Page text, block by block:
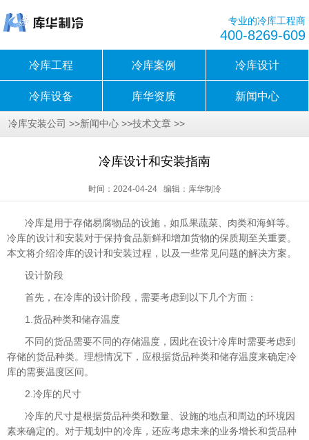
专业的冷库工程商
400-8269-609
冷库工程 冷库案例 冷库设计
冷库设备 库华资质 新闻中心
冷库安装公司 >>新闻中心 >>技术文章 >>
冷库设计和安装指南
时间：2024-04-24 编辑：库华制冷
冷库是用于存储易腐物品的设施，如瓜果蔬菜、肉类和海鲜等。
冷库的设计和安装对于保持食品新鲜和增加货物的保质期至关重要。
本文将介绍冷库的设计和安装过程，以及一些常见问题的解决方案。
设计阶段
首先，在冷库的设计阶段，需要考虑到以下几个方面：
1.货品种类和储存温度
不同的货品需要不同的存储温度，因此在设计冷库时需要考虑到
存储的货品种类。理想情况下，应根据货品种类和储存温度来确定冷
库的需要温度区间。
2.冷库的尺寸
冷库的尺寸是根据货品种类和数量、设施的地点和周边的环境因
素来确定的。对于规划中的冷库，还应考虑未来的业务增长和货品种